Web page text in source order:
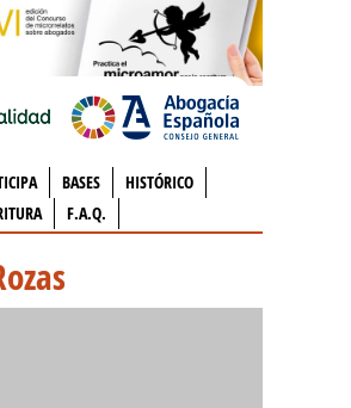
BASES
HISTÓRICO
F.A.Q.